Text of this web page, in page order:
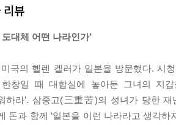
리뷰
도대체 어떤 나라인가’
미국의 헬렌 켈러가 일본을 방문했다. 시
창일 때 대합실에 놓아둔 그녀의 지
하라’. 삼중고(三重苦)의 성녀가 당한
돈과 함께 ‘일본을 이런 나라라고 생각